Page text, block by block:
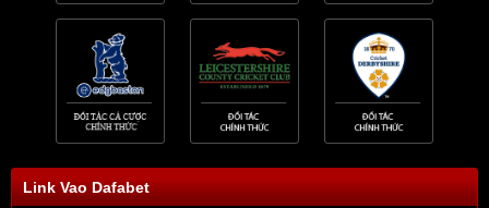
Link Vao Dafabet